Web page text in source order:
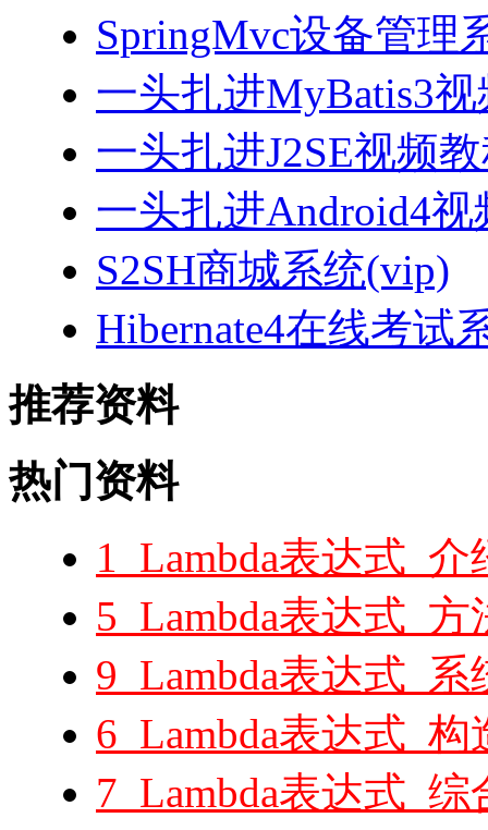
SpringMvc设备管理
一头扎进MyBatis3
一头扎进J2SE视频
一头扎进Android4视
S2SH商城系统(vip)
Hibernate4在线考试
推荐资料
热门资料
1_Lambda表达式_
5_Lambda表达式_方
9_Lambda表达式_
6_Lambda表达式_
7_Lambda表达式_综